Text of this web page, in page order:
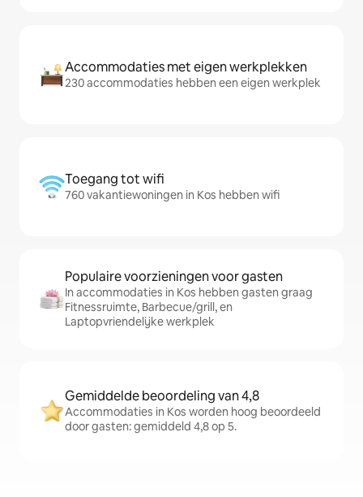
Accommodaties met eigen werkplekken
230 accommodaties hebben een eigen werkplek
Toegang tot wifi
760 vakantiewoningen in Kos hebben wifi
Populaire voorzieningen voor gasten
In accommodaties in Kos hebben gasten graag
Fitnessruimte, Barbecue/grill, en
Laptopvriendelijke werkplek
Gemiddelde beoordeling van 4,8
Accommodaties in Kos worden hoog beoordeeld
door gasten: gemiddeld 4,8 op 5.